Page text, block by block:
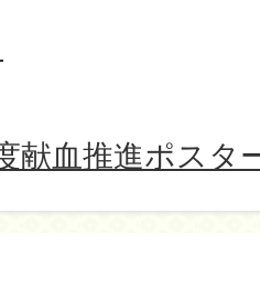
献血推進ポスタ